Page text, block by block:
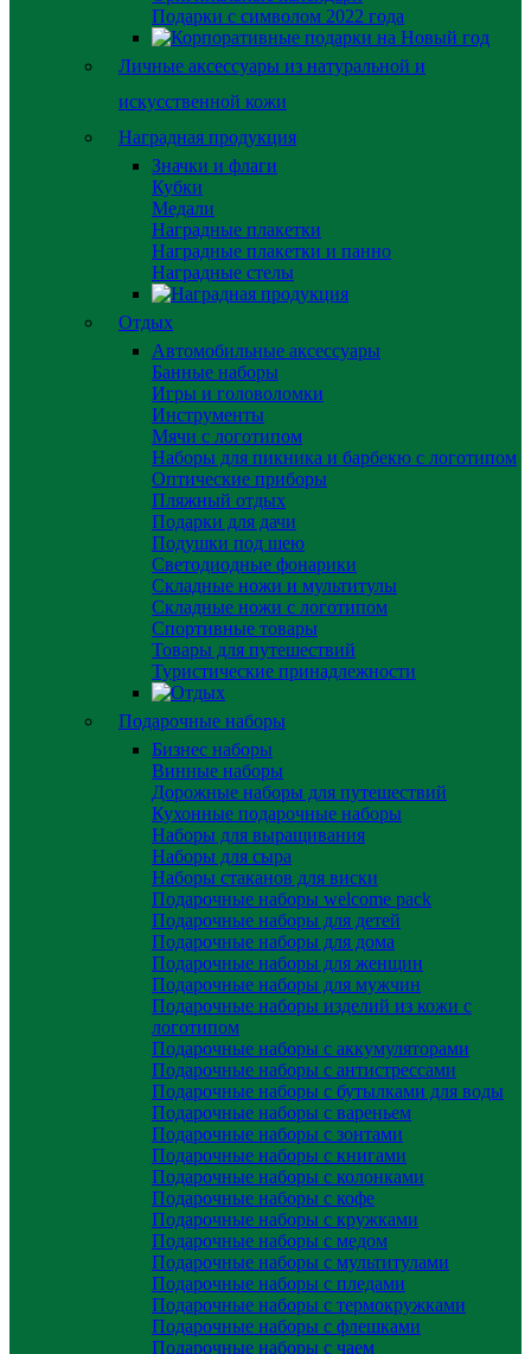
Подарки с символом 2022 года
Личные аксессуары из натуральной и
искусственной кожи
Наградная продукция
Значки и флаги
Кубки
Медали
Наградные плакетки
Наградные плакетки и панно
Наградные стелы
Отдых
Автомобильные аксессуары
Банные наборы
Игры и головоломки
Инструменты
Мячи с логотипом
Наборы для пикника и барбекю с логотипом
Оптические приборы
Пляжный отдых
Подарки для дачи
Подушки под шею
Светодиодные фонарики
Складные ножи и мультитулы
Складные ножи с логотипом
Спортивные товары
Товары для путешествий
Туристические принадлежности
Подарочные наборы
Бизнес наборы
Винные наборы
Дорожные наборы для путешествий
Кухонные подарочные наборы
Наборы для выращивания
Наборы для сыра
Наборы стаканов для виски
Подарочные наборы welcome pack
Подарочные наборы для детей
Подарочные наборы для дома
Подарочные наборы для женщин
Подарочные наборы для мужчин
Подарочные наборы изделий из кожи с
логотипом
Подарочные наборы с аккумуляторами
Подарочные наборы с антистрессами
Подарочные наборы с бутылками для воды
Подарочные наборы с вареньем
Подарочные наборы с зонтами
Подарочные наборы с книгами
Подарочные наборы с колонками
Подарочные наборы с кофе
Подарочные наборы с кружками
Подарочные наборы с медом
Подарочные наборы с мультитулами
Подарочные наборы с пледами
Подарочные наборы с термокружками
Подарочные наборы с флешками
Подарочные наборы с чаем